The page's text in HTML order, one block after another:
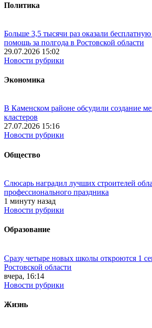
Политика
Больше 3,5 тысячи раз оказали
помощь за полгода в Ростовской области
29.07.2026 15:02
Новости рубрики
Экономика
В Каменском районе обсудили создание
кластеров
27.07.2026 15:16
Новости рубрики
Общество
Слюсарь наградил лучших строителей
профессионального праздника
1 минуту назад
Новости рубрики
Образование
Сразу четыре новых школы откроются 1
Ростовской области
вчера, 16:14
Новости рубрики
Жизнь